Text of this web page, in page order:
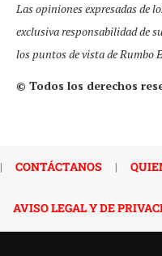
Las opiniones expresadas de
exclusiva responsabilidad de
los puntos de vista de Rumbo
© Todos los derechos
| CONTÁCTANOS |
AVISO LEGAL Y DE